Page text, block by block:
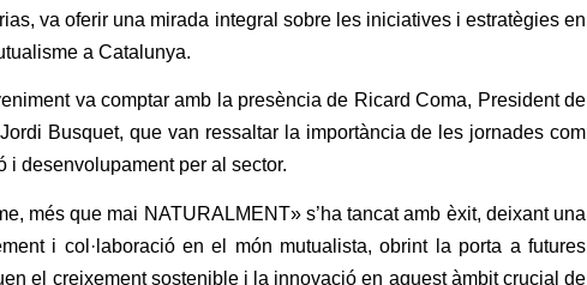
va oferir una mirada integral sobre les iniciatives i estratègies en
a Catalunya.
va comptar amb la presència de Ricard Coma, President de
Jordi Busquet, que van ressaltar la importància de les jornades com
i desenvolupament per al sector.
més que mai NATURALMENT» s’ha tancat amb èxit, deixant una
i col·laboració en el món mutualista, obrint la porta a futures
el creixement sostenible i la innovació en aquest àmbit crucial de